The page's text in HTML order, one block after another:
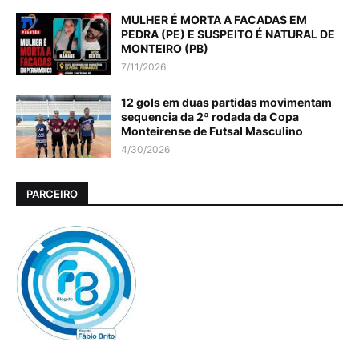
MULHER É MORTA A FACADAS EM
PEDRA (PE) E SUSPEITO É NATURAL DE
MONTEIRO (PB)
7/11/2026
12 gols em duas partidas movimentam
sequencia da 2ª rodada da Copa
Monteirense de Futsal Masculino
4/30/2026
PARCEIRO